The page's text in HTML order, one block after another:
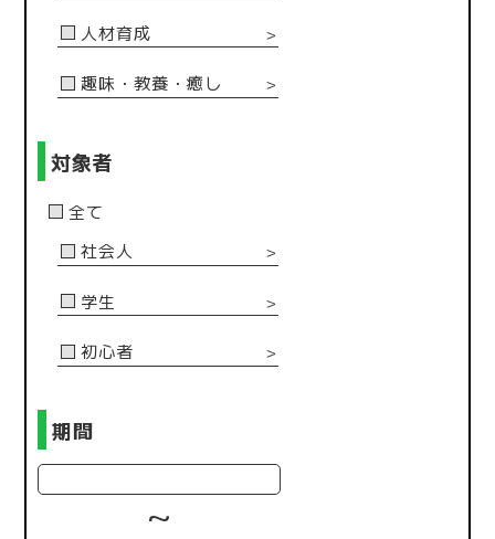
＞
人材育成
＞
趣味・教養・癒し
対象者
全て
＞
社会人
＞
学生
＞
初心者
期間
~